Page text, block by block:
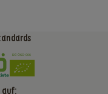
Link zu https://
Externer Link zu
auf: